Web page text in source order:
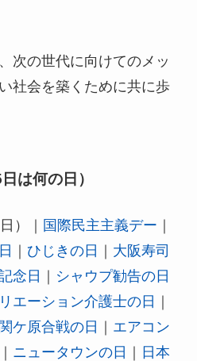
次の世代に向けてのメッ
社会を築くために共に歩
は何の日）
）｜ 国際民主主義デー ｜
｜ ひじきの日 ｜ 大阪寿司
念日 ｜ シャウプ勧告の日
エーション介護士の日 ｜
関ケ原合戦の日 ｜ エアコン
｜ ニュータウンの日 ｜ 日本